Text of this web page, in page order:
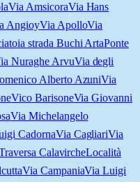
Via AmsicoraVia Hans
AngioyVia ApolloVia
strada Buchi ArtaPonte
Nuraghe ArvuVia degli
Alberto AzuniVia
Vico BarisoneVia Giovanni
Via Michelangelo
CadornaVia CagliariVia
CalavircheLocalità
Via CampaniaVia Luigi